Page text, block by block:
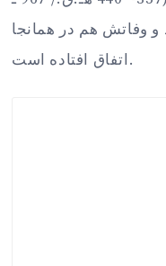
شد و وفاتش هم در همانجا
اتفاق افتاده است.